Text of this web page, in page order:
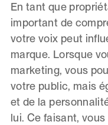
En tant que
important de
votre voix peut
marque. Lorsque
marketing, vous
votre public, mais
et de la
lui. Ce faisant,